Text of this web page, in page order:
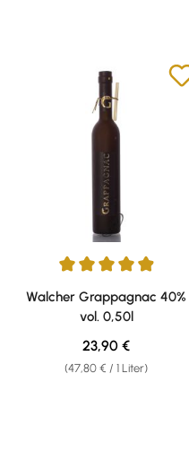
Durchschnittliche
Walcher Grappagnac 40%
vol. 0,50l
(47,80 € / 1 Liter)
Regulärer Preis:
23,90 €